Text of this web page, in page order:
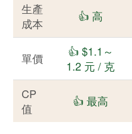
生產
成本
👍 高
單價
👍 $1.1～
1.2 元 / 克
CP
值
👍 最高